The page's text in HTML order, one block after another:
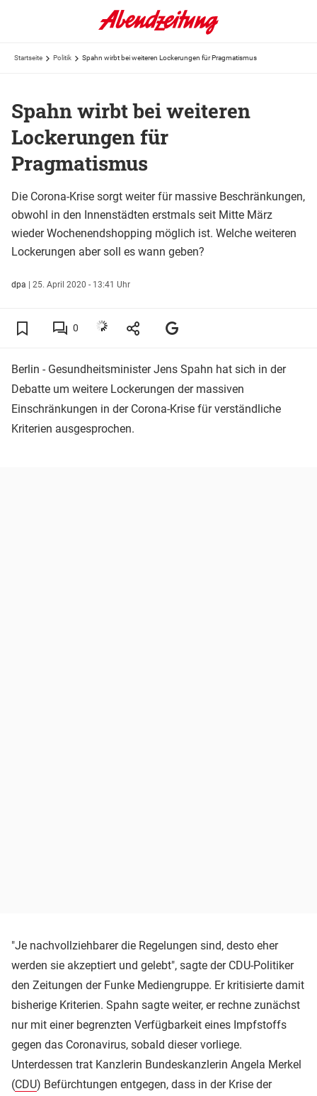
Startseite Politik Spahn wirbt bei weiteren Lockerungen für Pragmatismus
Spahn wirbt bei weiteren
Lockerungen für
Pragmatismus
Die Corona-Krise sorgt weiter für massive Beschränkungen,
obwohl in den Innenstädten erstmals seit Mitte März
wieder Wochenendshopping möglich ist. Welche weiteren
Lockerungen aber soll es wann geben?
dpa | 25. April 2020 - 13:41 Uhr
0
Berlin - Gesundheitsminister Jens Spahn hat sich in der
Debatte um weitere Lockerungen der massiven
Einschränkungen in der Corona-Krise für verständliche
Kriterien ausgesprochen.
"Je nachvollziehbarer die Regelungen sind, desto eher
werden sie akzeptiert und gelebt", sagte der CDU-Politiker
den Zeitungen der Funke Mediengruppe. Er kritisierte damit
bisherige Kriterien. Spahn sagte weiter, er rechne zunächst
nur mit einer begrenzten Verfügbarkeit eines Impfstoffs
gegen das Coronavirus, sobald dieser vorliege.
Unterdessen trat Kanzlerin Bundeskanzlerin Angela Merkel
(CDU) Befürchtungen entgegen, dass in der Krise der